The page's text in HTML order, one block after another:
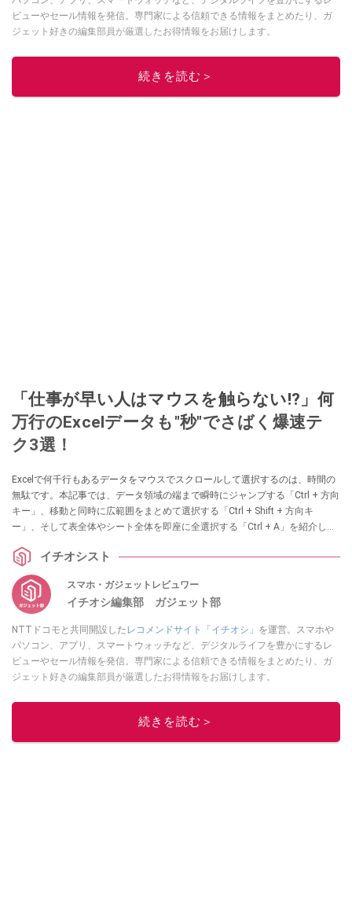
ビューやセール情報を発信。専門家による信頼できる情報をまとめたり、ガ
ジェット好きの編集部員が厳選したお得情報をお届けします。
このイチオシストの他の記事を読む
続きを読む＞
「仕事が早い人はマウスを触らない!?」何
万行のExcelデータも"秒"でさばく爆速テ
ク3選！
Excelで何千行もあるデータをマウスでスクロールして選択するのは、時間の
無駄です。本記事では、データ領域の端まで瞬時にジャンプする「Ctrl + 方向
キー」、移動と同時に広範囲をまとめて選択する「Ctrl + Shift + 方向キ
ー」、そして表全体やシート全体を即座に全選択する「Ctrl + A」を紹介しま
に軽減しましょう。
イチオシスト
スマホ・ガジェットレビュワー
イチオシ編集部 ガジェット部
NTTドコモと共同開設した レコメンドサイト「イチオシ」 を運営。スマホや
パソコン、アプリ、スマートウォッチなど、デジタルライフを豊かにするレ
ビューやセール情報を発信。専門家による信頼できる情報をまとめたり、ガ
ジェット好きの編集部員が厳選したお得情報をお届けします。
このイチオシストの他の記事を読む
続きを読む＞